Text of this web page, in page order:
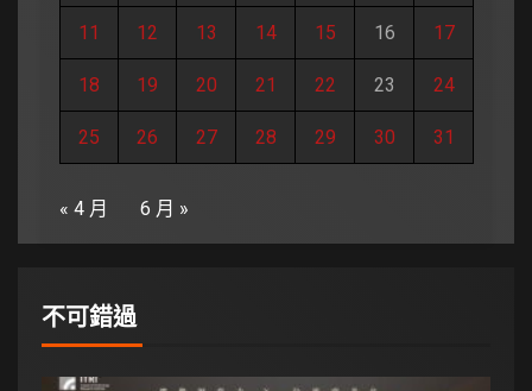
11 12 13 14 15 16 17
18 19 20 21 22 23 24
25 26 27 28 29 30 31
« 4 月 6 月 »
不可錯過